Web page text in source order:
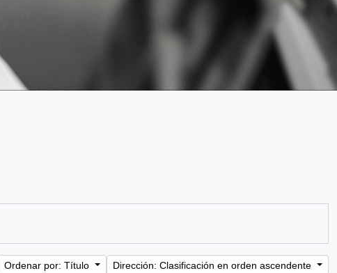
Ordenar por: Título Dirección: Clasificación en orden ascendente